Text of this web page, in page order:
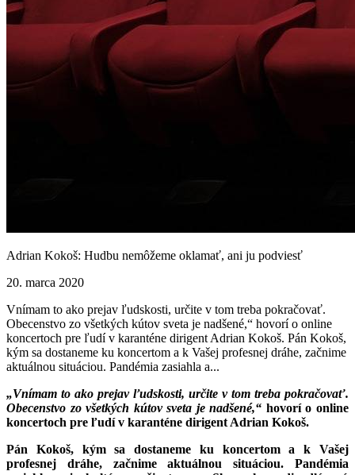
Adrian Kokoš: Hudbu nemôžeme oklamať, ani ju podviesť
20. marca 2020
Vnímam to ako prejav ľudskosti, určite v tom treba pokračovať.
Obecenstvo zo všetkých kútov sveta je nadšené,“ hovorí o online
koncertoch pre ľudí v karanténe dirigent Adrian Kokoš. Pán Kokoš,
kým sa dostaneme ku koncertom a k Vašej profesnej dráhe, začnime
aktuálnou situáciou. Pandémia zasiahla a...
„Vnímam to ako prejav ľudskosti, určite v tom treba pokračovať.
Obecenstvo zo všetkých kútov sveta je nadšené,“ hovorí o online
koncertoch pre ľudí v karanténe dirigent Adrian Kokoš.
Pán Kokoš, kým sa dostaneme ku koncertom a k Vašej
profesnej dráhe, začnime aktuálnou situáciou. Pandémia